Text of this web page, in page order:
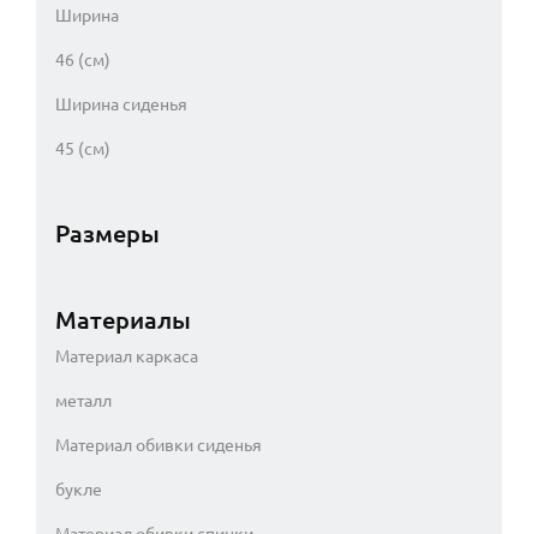
Ширина
46 (см)
Ширина сиденья
45 (см)
Размеры
Материалы
Материал каркаса
металл
Материал обивки сиденья
букле